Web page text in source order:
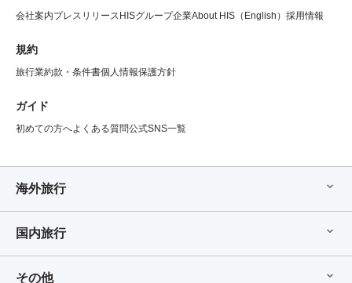
会社案内プレスリリース HISグループ企業About HIS（English） 採用情報
規約
旅行業約款・条件書個人情報保護方針
ガイド
初めての方へよくある質問公式SNS一覧
海外旅行
国内旅行
その他